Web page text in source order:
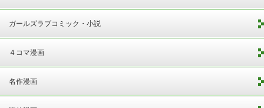
ガールズラブコミック・小説
４コマ漫画
名作漫画